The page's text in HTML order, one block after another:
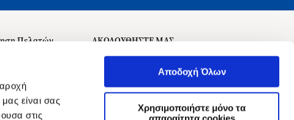
είναι σας
στις
Αποδοχή Όλων
Χρησιμοποιήστε μόνο τα
απαραίτητα cookies
Πελατών
Υπαναχώρησης
ΑΚΟΛΟΥΘΗΣΤΕ ΜΑΣ